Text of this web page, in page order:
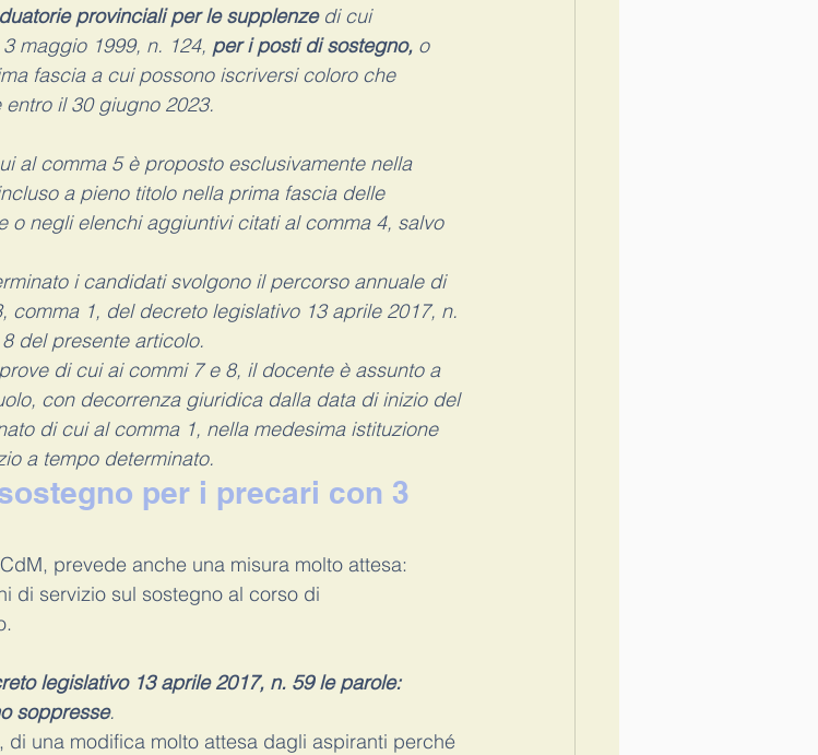
provinciali per le supplenze di cui
maggio 1999, n. 124, per i posti di sostegno, o
fascia a cui possono iscriversi coloro che
il 30 giugno 2023.
al comma 5 è proposto esclusivamente nella
a pieno titolo nella prima fascia delle
o negli elenchi aggiuntivi citati al comma 4, salvo
i candidati svolgono il percorso annuale di
comma 1, del decreto legislativo 13 aprile 2017, n.
del presente articolo.
di cui ai commi 7 e 8, il docente è assunto a
con decorrenza giuridica dalla data di inizio del
di cui al comma 1, nella medesima istituzione
a tempo determinato.
per i precari con 3
prevede anche una misura molto attesa:
di servizio sul sostegno al corso di
legislativo 13 aprile 2017, n. 59 le parole:
soppresse.
, di una modifica molto attesa dagli aspiranti perché